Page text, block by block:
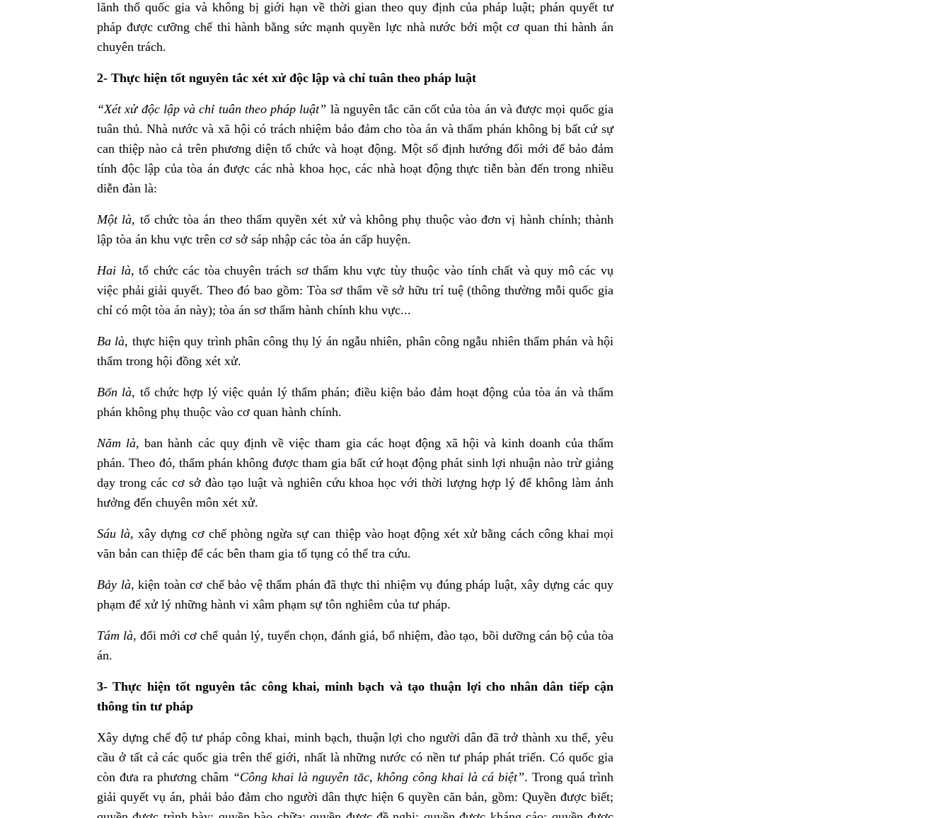
lãnh thổ quốc gia và không bị giới hạn về thời gian theo quy định của pháp luật; phán quyết tư
pháp được cưỡng chế thi hành bằng sức mạnh quyền lực nhà nước bởi một cơ quan thi hành án
chuyên trách.
2- Thực hiện tốt nguyên tắc xét xử độc lập và chỉ tuân theo pháp luật
“Xét xử độc lập và chỉ tuân theo pháp luật” là nguyên tắc căn cốt của tòa án và được mọi quốc gia
tuân thủ. Nhà nước và xã hội có trách nhiệm bảo đảm cho tòa án và thẩm phán không bị bất cứ sự
can thiệp nào cả trên phương diện tổ chức và hoạt động. Một số định hướng đổi mới để bảo đảm
tính độc lập của tòa án được các nhà khoa học, các nhà hoạt động thực tiễn bàn đến trong nhiều
diễn đàn là:
Một là, tổ chức tòa án theo thẩm quyền xét xử và không phụ thuộc vào đơn vị hành chính; thành
lập tòa án khu vực trên cơ sở sáp nhập các tòa án cấp huyện.
Hai là, tổ chức các tòa chuyên trách sơ thẩm khu vực tùy thuộc vào tính chất và quy mô các vụ
việc phải giải quyết. Theo đó bao gồm: Tòa sơ thẩm về sở hữu trí tuệ (thông thường mỗi quốc gia
chỉ có một tòa án này); tòa án sơ thẩm hành chính khu vực...
Ba là, thực hiện quy trình phân công thụ lý án ngẫu nhiên, phân công ngẫu nhiên thẩm phán và hội
thẩm trong hội đồng xét xử.
Bốn là, tổ chức hợp lý việc quản lý thẩm phán; điều kiện bảo đảm hoạt động của tòa án và thẩm
phán không phụ thuộc vào cơ quan hành chính.
Năm là, ban hành các quy định về việc tham gia các hoạt động xã hội và kinh doanh của thẩm
phán. Theo đó, thẩm phán không được tham gia bất cứ hoạt động phát sinh lợi nhuận nào trừ giảng
dạy trong các cơ sở đào tạo luật và nghiên cứu khoa học với thời lượng hợp lý để không làm ảnh
hưởng đến chuyên môn xét xử.
Sáu là, xây dựng cơ chế phòng ngừa sự can thiệp vào hoạt động xét xử bằng cách công khai mọi
văn bản can thiệp để các bên tham gia tố tụng có thể tra cứu.
Bảy là, kiện toàn cơ chế bảo vệ thẩm phán đã thực thi nhiệm vụ đúng pháp luật, xây dựng các quy
phạm để xử lý những hành vi xâm phạm sự tôn nghiêm của tư pháp.
Tám là, đổi mới cơ chế quản lý, tuyển chọn, đánh giá, bổ nhiệm, đào tạo, bồi dưỡng cán bộ của tòa
án.
3- Thực hiện tốt nguyên tắc công khai, minh bạch và tạo thuận lợi cho nhân dân tiếp cận
thông tin tư pháp
Xây dựng chế độ tư pháp công khai, minh bạch, thuận lợi cho người dân đã trở thành xu thế, yêu
cầu ở tất cả các quốc gia trên thế giới, nhất là những nước có nền tư pháp phát triển. Có quốc gia
còn đưa ra phương châm “Công khai là nguyên tắc, không công khai là cá biệt”. Trong quá trình
giải quyết vụ án, phải bảo đảm cho người dân thực hiện 6 quyền căn bản, gồm: Quyền được biết;